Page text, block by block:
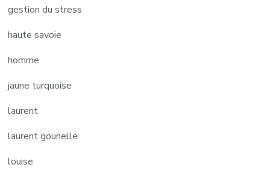
gestion du stress
haute savoie
homme
jaune turquoise
laurent
laurent gounelle
louise